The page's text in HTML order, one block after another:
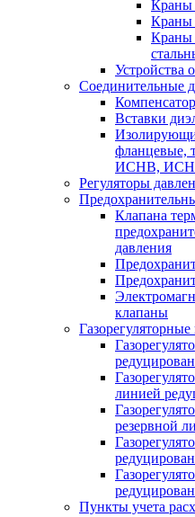
Краны
Краны
Краны
Устройства
Соединительные
Вставки
фланцевые,
ИСНВ,
Регуляторы
Клапана
давления
клапаны
линией
резервной
Пункты учета